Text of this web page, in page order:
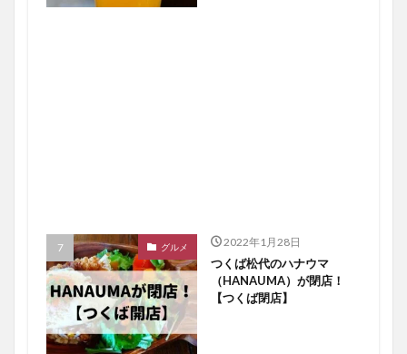
グルメ 2022年1月28日
つくば松代のハナウマ
（HANAUMA）が閉店！
【つくば閉店】